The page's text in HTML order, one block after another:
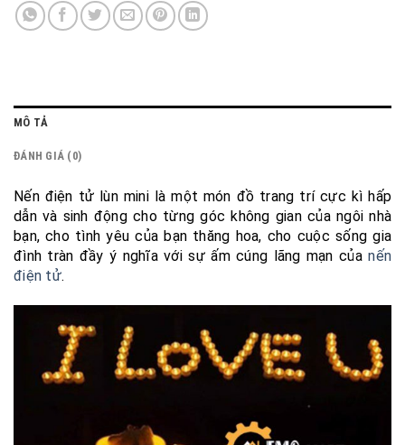
MÔ TẢ
ĐÁNH GIÁ (0)
Nến điện tử lùn mini là một món đồ trang trí cực kì hấp
dẫn và sinh động cho từng góc không gian của ngôi nhà
bạn, cho tình yêu của bạn thăng hoa, cho cuộc sống gia
đình tràn đầy ý nghĩa với sự ấm cúng lãng mạn củanến
điện tử.